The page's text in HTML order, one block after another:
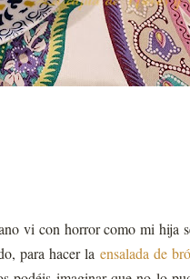
vi con horror como mi hija
para hacer la ensalada de